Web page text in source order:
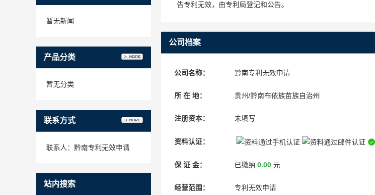
暂无新闻
产品分类
暂无分类
联系方式
联系人：黔南专利无效申请
站内搜索
告专利无效，由专利局登记和公告。
公司档案
公司名称： 黔南专利无效申请
所 在 地： 贵州/黔南布依族苗族自治州
注册资本： 未填写
资料认证：
保 证 金： 已缴纳 0.00 元
经营范围： 专利无效申请